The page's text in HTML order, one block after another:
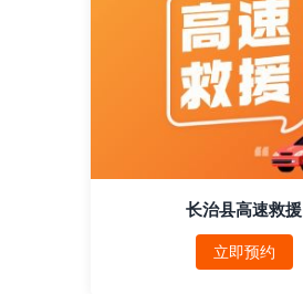
长治县高速救援
立即预约